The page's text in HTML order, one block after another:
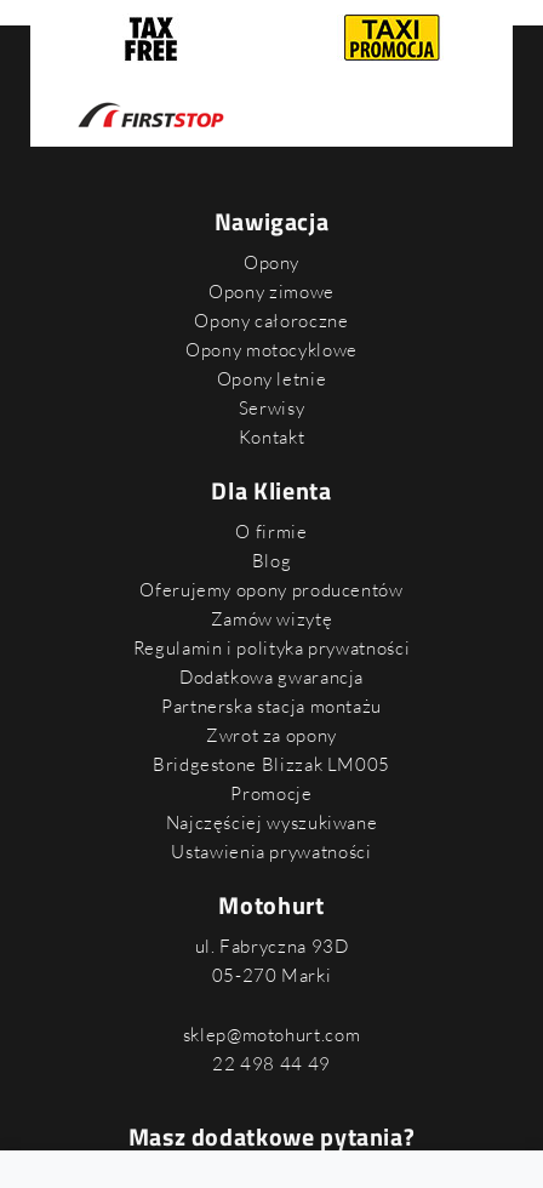
Nawigacja
Opony
Opony zimowe
Opony całoroczne
Opony motocyklowe
Opony letnie
Serwisy
Kontakt
Dla Klienta
O firmie
Blog
Oferujemy opony producentów
Zamów wizytę
Regulamin i polityka prywatności
Dodatkowa gwarancja
Partnerska stacja montażu
Zwrot za opony
Bridgestone Blizzak LM005
Promocje
Najczęściej wyszukiwane
Ustawienia prywatności
Motohurt
ul. Fabryczna 93D
05-270 Marki
sklep@motohurt.com
22 498 44 49
Masz dodatkowe pytania?